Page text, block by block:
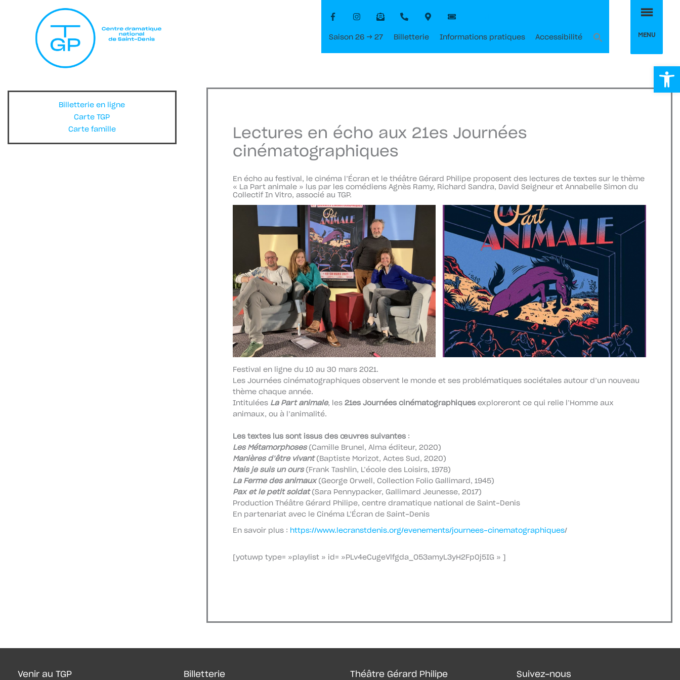
Saison 26 → 27 Billetterie Informations pratiques Accessibilité MENU
Billetterie en ligne
Carte TGP
Carte famille
Lectures en écho aux 21es Journées
cinématographiques
En écho au festival, le cinéma l’Écran et le théâtre Gérard Philipe proposent des lectures de textes sur le thème
« La Part animale » lus par les comédiens Agnès Ramy, Richard Sandra, David Seigneur et Annabelle Simon du
Collectif In Vitro, associé au TGP.
Festival en ligne du 10 au 30 mars 2021.
Les Journées cinématographiques observent le monde et ses problématiques sociétales autour d’un nouveau
thème chaque année.
Intitulées La Part animale, les 21es Journées cinématographiques exploreront ce qui relie l’Homme aux
animaux, ou à l’animalité.
Les textes lus sont issus des œuvres suivantes :
Les Métamorphoses(Camille Brunel, Alma éditeur, 2020)
Manières d’être vivant (Baptiste Morizot, Actes Sud, 2020)
Mais je suis un ours(Frank Tashlin, L’école des Loisirs, 1978)
La Ferme des animaux (George Orwell, Collection Folio Gallimard, 1945)
Pax et le petit soldat(Sara Pennypacker, Gallimard Jeunesse, 2017)
Production Théâtre Gérard Philipe, centre dramatique national de Saint-Denis
En partenariat avec le Cinéma L’Écran de Saint-Denis
En savoir plus : https://www.lecranstdenis.org/evenements/journees-cinematographiques/
[yotuwp type= »playlist » id= »PLv4eCugeVlfgda_O53amyL3yH2Fp0j5IG » ]
Venir au TGP Billetterie Théâtre Gérard Philipe Suivez-nous